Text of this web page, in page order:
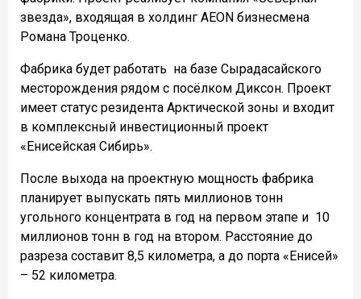
звезда», входящая в холдинг AEON бизнесмена
Романа Троценко.
Фабрика будет работать на базе Сырадасайского
месторождения рядом с посёлком Диксон. Проект
имеет статус резидента Арктической зоны и входит
в комплексный инвестиционный проект
«Енисейская Сибирь».
После выхода на проектную мощность фабрика
планирует выпускать пять миллионов тонн
угольного концентрата в год на первом этапе и 10
миллионов тонн в год на втором. Расстояние до
разреза составит 8,5 километра, а до порта «Енисей»
– 52 километра.